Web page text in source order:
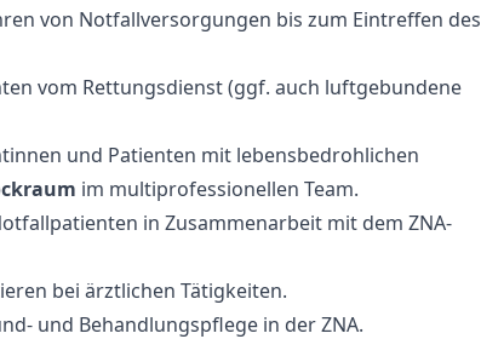
von Notfallversorgungen bis zum Eintreffen des
vom Rettungsdienst (ggf. auch luftgebundene
und Patienten mit lebensbedrohlichen
im multiprofessionellen Team.
in Zusammenarbeit mit dem ZNA-
bei ärztlichen Tätigkeiten.
und Behandlungspflege in der ZNA.